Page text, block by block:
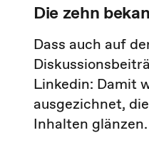
Die zehn
Dass auch auf
Linkedin: Damit
ausgezichnet,
Inhalten glänzen.